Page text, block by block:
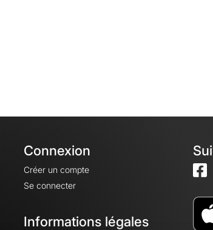
Connexion
Créer un compte
Se connecter
Informations légales